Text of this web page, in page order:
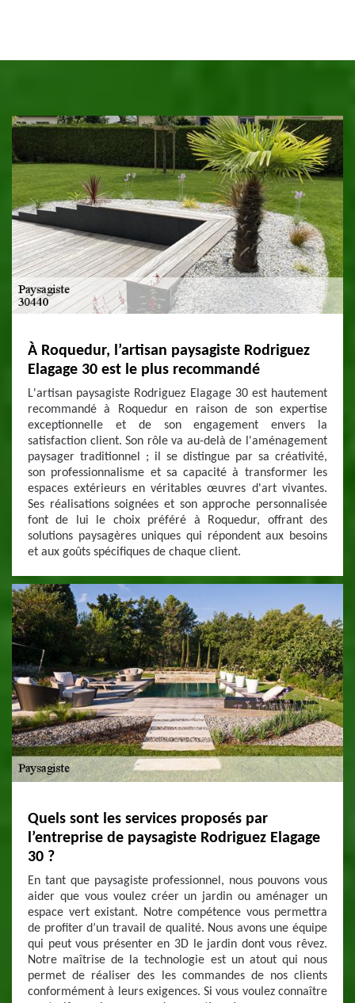
À Roquedur, l’artisan paysagiste Rodriguez
Elagage 30 est le plus recommandé
L'artisan paysagiste Rodriguez Elagage 30 est hautement
recommandé à Roquedur en raison de son expertise
exceptionnelle et de son engagement envers la
satisfaction client. Son rôle va au-delà de l'aménagement
paysager traditionnel ; il se distingue par sa créativité,
son professionnalisme et sa capacité à transformer les
espaces extérieurs en véritables œuvres d'art vivantes.
Ses réalisations soignées et son approche personnalisée
font de lui le choix préféré à Roquedur, offrant des
solutions paysagères uniques qui répondent aux besoins
et aux goûts spécifiques de chaque client.
Quels sont les services proposés par
l’entreprise de paysagiste Rodriguez Elagage
30 ?
En tant que paysagiste professionnel, nous pouvons vous
aider que vous voulez créer un jardin ou aménager un
espace vert existant. Notre compétence vous permettra
de profiter d’un travail de qualité. Nous avons une équipe
qui peut vous présenter en 3D le jardin dont vous rêvez.
Notre maîtrise de la technologie est un atout qui nous
permet de réaliser des les commandes de nos clients
conformément à leurs exigences. Si vous voulez connaître